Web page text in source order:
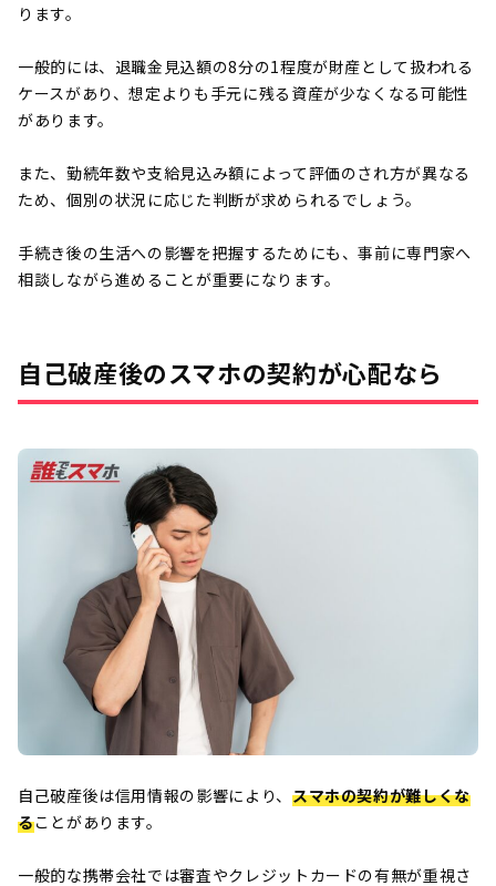
ります。
一般的には、退職金見込額の8分の1程度が財産として扱われる
ケースがあり、想定よりも手元に残る資産が少なくなる可能性
があります。
また、勤続年数や支給見込み額によって評価のされ方が異なる
ため、個別の状況に応じた判断が求められるでしょう。
手続き後の生活への影響を把握するためにも、事前に専門家へ
相談しながら進めることが重要になります。
自己破産後のスマホの契約が心配なら
自己破産後は信用情報の影響により、 スマホの契約が難しくな
ることがあります。
一般的な携帯会社では審査やクレジットカードの有無が重視さ